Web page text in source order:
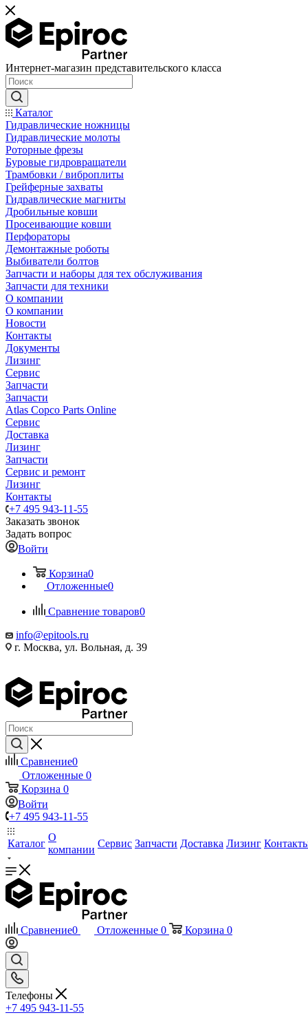
Интернет-магазин представительского класса
Каталог
Гидравлические ножницы
Гидравлические молоты
Роторные фрезы
Буровые гидровращатели
Трамбовки / виброплиты
Грейферные захваты
Гидравлические магниты
Дробильные ковши
Просеивающие ковши
Перфораторы
Демонтажные роботы
Выбиватели болтов
Запчасти и наборы для тех обслуживания
Запчасти для техники
О компании
О компании
Новости
Контакты
Документы
Лизинг
Сервис
Запчасти
Запчасти
Atlas Copco Parts Online
Сервис
Доставка
Лизинг
Запчасти
Сервис и ремонт
Лизинг
Контакты
+7 495 943-11-55
Заказать звонок
Задать вопрос
Войти
Корзина0
Отложенные0
Сравнение товаров0
info@epitools.ru
г. Москва, ул. Вольная, д. 39
Сравнение0
Отложенные 0
Корзина 0
Войти
+7 495 943-11-55
Каталог
О
компании
Сервис Запчасти Доставка Лизинг
Сравнение0 Отложенные 0 Корзина 0
Телефоны
+7 495 943-11-55